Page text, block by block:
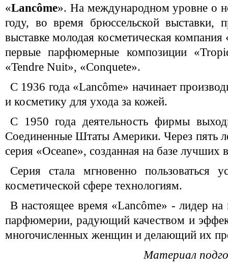
«Lancôme». На международном уровне о
году, во время брюссельской выставки,
выставке молодая косметическая
первые парфюмерные композиции
«Tendre Nuit», «Conquete».
С 1936 года «Lancôme» начинает
и косметику для ухода за кожей.
С 1950 года деятельность фирмы
Соединенные Штаты Америки. Через пять
серия «Oceane», созданная на базе лучших
Серия стала мгновенно пользоваться
косметической сфере технологиям.
В настоящее время «Lancôme» - лидер
парфюмерии, радующий качеством и
многочисленных женщин и делающий их
Материал